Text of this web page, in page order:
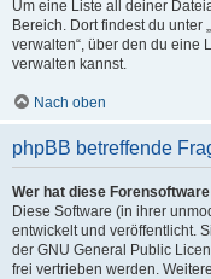
Um eine Liste all deiner
Bereich. Dort findest du unter
verwalten“, über den du eine
verwalten kannst.
Nach oben
phpBB betreffende
Wer hat diese
Diese Software (in ihrer
entwickelt und veröffentlicht.
der GNU General Public
frei vertrieben werden.